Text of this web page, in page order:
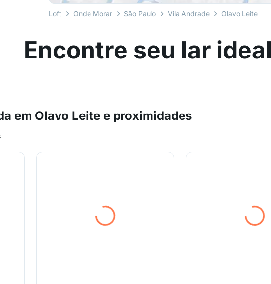
Loft Onde Morar São Paulo Vila Andrade Olavo Leite
Encontre seu lar ideal
em Olavo Leite e proximidades